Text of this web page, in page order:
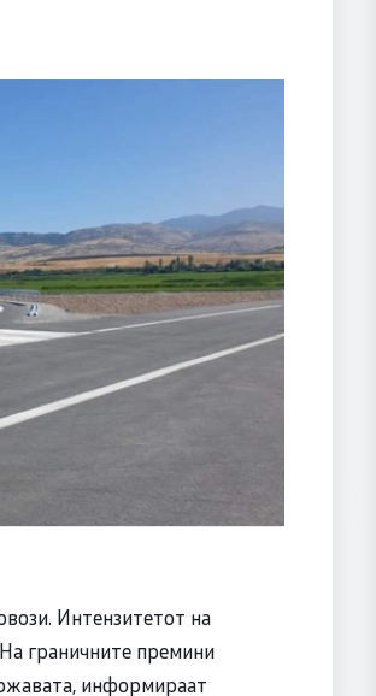
Интензитетот на
граничните премини
информираат